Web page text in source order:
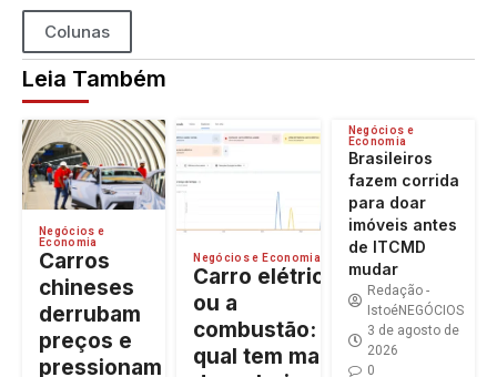
Colunas
Leia Também
Negócios e
Economia
Carros
chineses
derrubam
preços e
pressionam
Negócios e Economia
Carro elétrico
ou a
combustão:
qual tem maior
Negócios e
Economia
Brasileiros
fazem corrida
para doar
imóveis antes
de ITCMD
mudar
Redação -
IstoéNEGÓCIOS
3 de agosto de
2026
0